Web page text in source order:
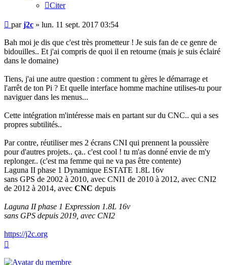
Citer
Message
parj2c » lun. 11 sept. 2017 03:54
Bah moi je dis que c'est très prometteur ! Je suis fan de ce genre de
bidouilles.. Et j'ai compris de quoi il en retourne (mais je suis éclairé
dans le domaine)
Tiens, j'ai une autre question : comment tu gères le démarrage et
l'arrêt de ton Pi ? Et quelle interface homme machine utilises-tu pour
naviguer dans les menus...
Cette intégration m'intéresse mais en partant sur du CNC.. qui a ses
propres subtilités..
Par contre, réutiliser mes 2 écrans CNI qui prennent la poussière
pour d'autres projets.. ça.. c'est cool ! tu m'as donné envie de m'y
replonger.. (c'est ma femme qui ne va pas être contente)
Laguna II phase 1 Dynamique ESTATE 1.8L 16v
sans GPS de 2002 à 2010, avec CNI1 de 2010 à 2012, avec CNI2
de 2012 à 2014, avec CNC depuis
Laguna II phase 1 Expression 1.8L 16v
sans GPS depuis 2019, avec CNI2
https://j2c.org